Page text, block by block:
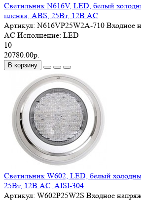
Светильник N616V, LED, белый
пленка, ABS, 25Вт, 12В AC
Артикул:N616VP25W2A-710 Входное
AC Исполнение: LED
10
20780.00р.
В корзину
Светильник W602, LED, белый
25Вт, 12В AC, AISI-304
Артикул: W602P25W2S Входное